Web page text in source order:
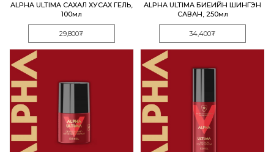
ALPHA ULTIMA САХАЛ ХУСАХ ГЕЛЬ,
100мл
29,800₮
ALPHA ULTIMA БИЕИЙН ШИНГЭН
САВАН, 250мл
34,400₮